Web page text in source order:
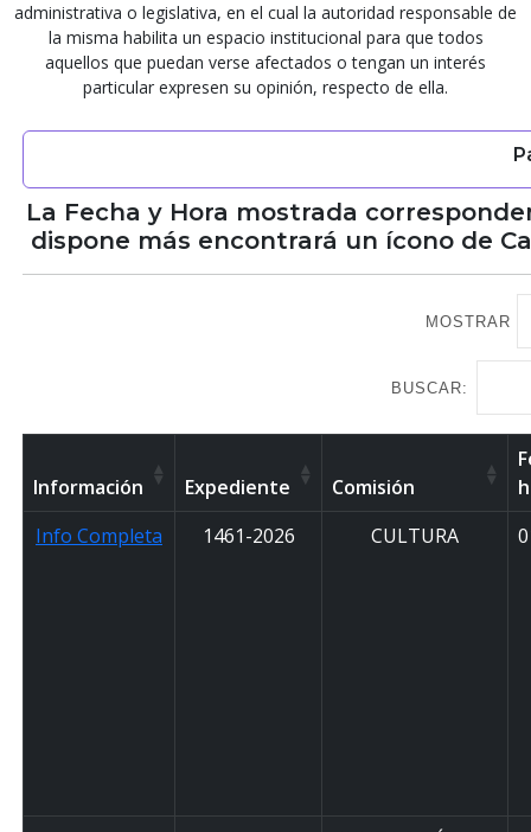
administrativa o legislativa, en el cual la autoridad responsable de
la misma habilita un espacio institucional para que todos
aquellos que puedan verse afectados o tengan un interés
particular expresen su opinión, respecto de ella.
La Fecha y Hora mostrada
dispone más encontrará un ícono de
MOSTRAR
BUSCAR:
Información Expediente Comisión
Info Completa
1461-2026 CULTURA